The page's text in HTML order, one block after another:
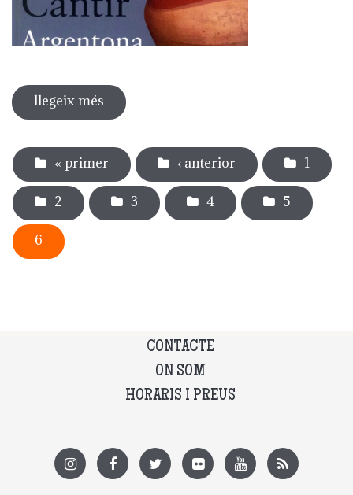
llegeix més sobre guia del museu del càntir
Pàgines
« primer ‹ anterior 1
2 3 4 5
6
CONTACTE
ON SOM
HORARIS I PREUS